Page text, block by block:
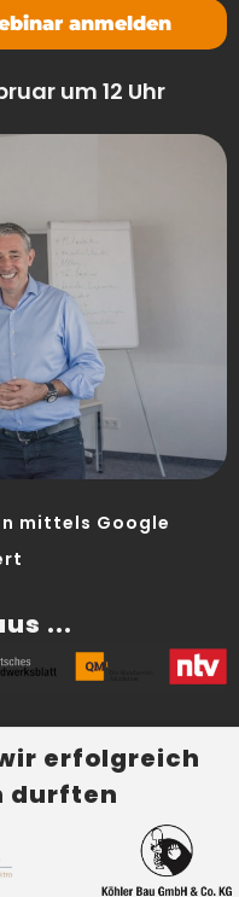
anmelden
um 12 Uhr
mittels Google
...
erfolgreich
durften